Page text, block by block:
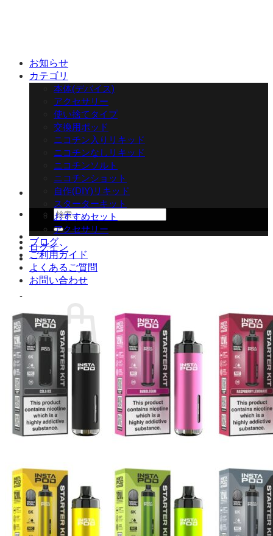
検
索
対
象:
ログイン
お買い物カゴに商品がありません。
ショップに戻る
カート0 商品 合計金額：¥0
お知らせ
カテゴリ
本体(デバイス)
アクセサリー
使い捨てタイプ
交換用ポッド
ニコチン入りリキッド
ニコチンなしリキッド
ニコチンソルト
ニコチンショット
自作(DIY)リキッド
スターターキット
おすすめセット
アクセサリー
ブログ
ご利用ガイド
よくあるご質問
お問い合わせ